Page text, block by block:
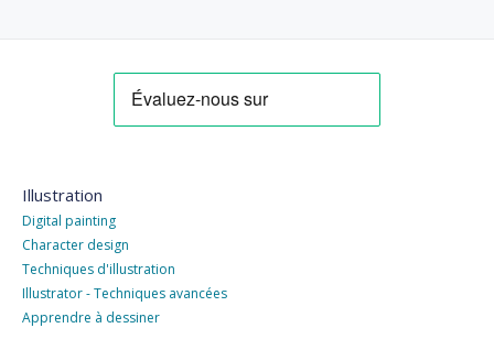
Illustration
Digital painting
Character design
Techniques d'illustration
Illustrator - Techniques avancées
Apprendre à dessiner